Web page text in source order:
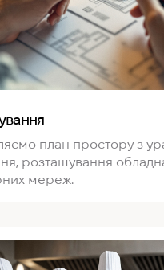
план простору з
розташування
мереж.